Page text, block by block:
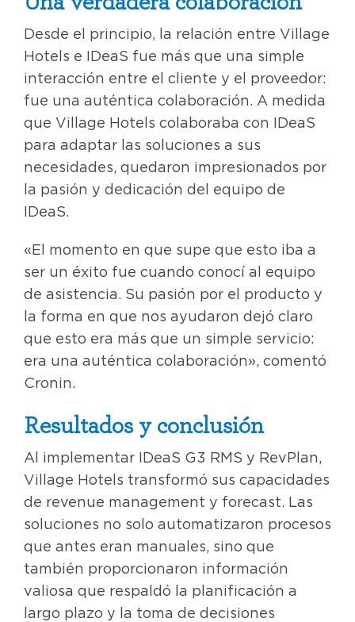
Desde el principio, la relación entre Village
Hotels e IDeaS fue más que una simple
interacción entre el cliente y el proveedor:
fue una auténtica colaboración. A medida
que Village Hotels colaboraba con IDeaS
para adaptar las soluciones a sus
necesidades, quedaron impresionados por
la pasión y dedicación del equipo de
IDeaS.
«El momento en que supe que esto iba a
ser un éxito fue cuando conocí al equipo
de asistencia. Su pasión por el producto y
la forma en que nos ayudaron dejó claro
que esto era más que un simple servicio:
era una auténtica colaboración», comentó
Cronin.
Resultados y conclusión
Al implementar IDeaS G3 RMS y RevPlan,
Village Hotels transformó sus capacidades
de revenue management y forecast. Las
soluciones no solo automatizaron procesos
que antes eran manuales, sino que
también proporcionaron información
valiosa que respaldó la planificación a
largo plazo y la toma de decisiones